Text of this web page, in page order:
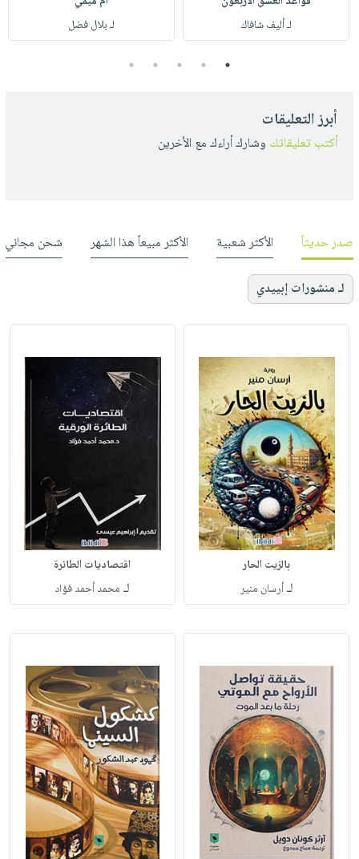
لـ أليف شافاك
لـ بلال فضل
1
2
3
4
5
أبرز التعليقات
أكتب تعليقاتك وشارك أراءك مع الأخرين
صدر حديثاً الأكثر شعبية الأكثر مبيعاً هذا الشهر شحن مجاني
لـ منشورات إبييدي
بالزيت الحار
لـأرسان منير
اقتصاديات الطائرة
لـ محمد أحمد فؤاد